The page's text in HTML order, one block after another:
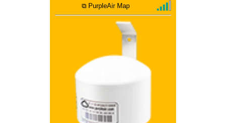
⧉ PurpleAir Map